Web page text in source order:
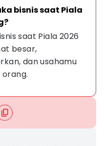
bisnis saat Piala
saat Piala 2026
besar,
dan usahamu